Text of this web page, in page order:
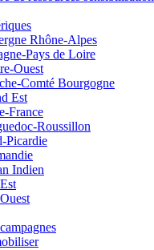
Rhône-Alpes
Pays de Loire
Ouest
Comté Bourgogne
Est
France
Roussillon
Picardie
Indien